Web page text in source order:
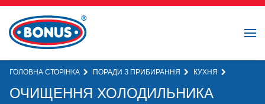
ГОЛОВНА СТОРІНКА ПОРАДИ З ПРИБИРАННЯ КУХНЯ
ОЧИЩЕННЯ ХОЛОДИЛЬНИКА